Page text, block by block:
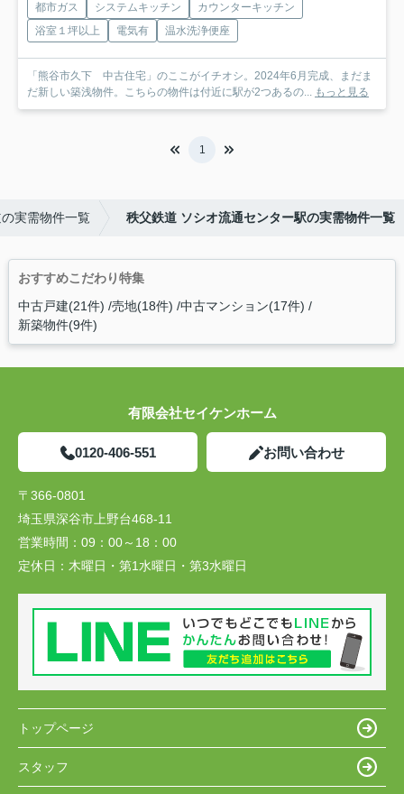
都市ガス システムキッチン
カウンターキッチン
浴室１坪以上
電気有 温水洗浄便座
「熊谷市久下 中古住宅」のここがイチオシ。2024年6月完成、まだま
だ新しい築浅物件。こちらの物件は付近に駅が2つあるの... もっと見る
1
実需物件一覧 秩父鉄道 ソシオ流通センター駅の実需物件一覧
おすすめこだわり特集
中古戸建(21件) 売地(18件) 中古マンション(17件)
新築物件(9件)
有限会社セイケンホーム
0120-406-551 お問い合わせ
〒366-0801
埼玉県深谷市上野台468-11
営業時間： 09：00～18：00
定休日： 木曜日・第1水曜日・第3水曜日
トップページ
スタッフ